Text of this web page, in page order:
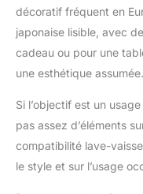
décoratif fréquent en
japonaise lisible, avec
cadeau ou pour une
une esthétique assumée.
Si l’objectif est un
pas assez d’éléments
compatibilité lave-
le style et sur l’usage